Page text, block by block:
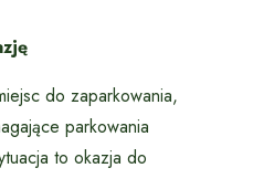
do zaparkowania,
parkowania
to okazja do